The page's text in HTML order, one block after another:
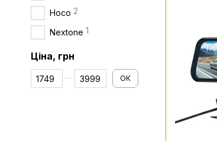
Hoco 2
Nextone 1
Ціна, грн
Від Ціна, грн
До Ціна, грн ОК